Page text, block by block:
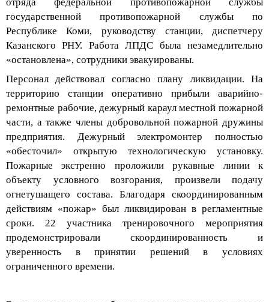
государственной противопожарной службы по
Республике Коми
, руководству станции, диспетчеру
Казанского РНУ. РаботаЛПДСбыла незамедлительно
«остановлена»,сотрудникиэвакуированы.
территорию станции оперативно прибыли аварийно-
ремонтные рабочие,дежурный караулместной пожарной
части,а также члены добровольной пожарной дружины
предприятия.
Дежурныйэлектромонтерполностью
«обесточил»открытую технологическую установку.
Пожарные экстренно проложили рукавные линии к
объекту условного возгорания, произвели подачу
огнетушащего состава. Благодаря скоординированным
действиям «пожар» был ликвидирован в регламентные
сроки.22 участника тренировочного мероприятия
продемонстрировалискоординированность и
уверенностьвпринятии решений в условиях
ограниченного времени.